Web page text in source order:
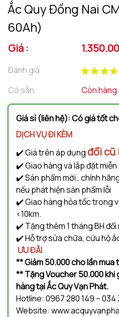
Ắc Quy Đồng Nai
60Ah)
Giá :
Đánh giá
Có sẵn:
Còn hàng
Giá sỉ (liên hệ): Có giá tốt
DỊCH VỤ ĐI KÈM
✔️ Giá trên áp dụngđổi cũ
✔️ Giao hàng và lắp đặt miễn
✔️ Sản phẩm mới , chính
nếu phát hiện sản phẩm lỗi
✔️ Giao hàng hỏa tốc trong
<10km.
✔️ Tặng thêm 1 tháng BH đổi
✔️ Hỗ trợ sửa chữa, cứu hộ
ƯU ĐÃI
** Giảm 50.000 cho lần mua
** Tặng Voucher 50.000 khi
hàng tại Ắc Quy Vạn Phát.
Hotline: 0967 280 149 –
Website: